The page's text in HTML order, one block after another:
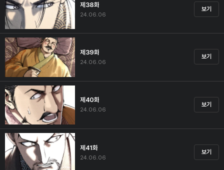
제38화
24.06.06
보기
제39화
24.06.06
보기
제40화
24.06.06
보기
제41화
24.06.06
보기